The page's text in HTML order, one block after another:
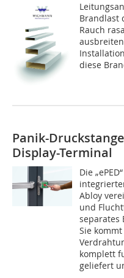
Brandlast
Rauch
diese
Panik-
Display-Terminal
Die
Abloy
und
separates
Sie
komplett
geliefert